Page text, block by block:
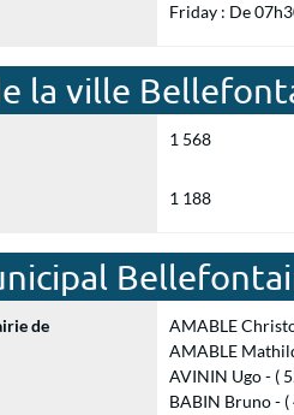
Friday : De
la ville
1 568
1 188
de
AMABLE
AMABLE
AVININ Ugo - (
BABIN Bruno - (